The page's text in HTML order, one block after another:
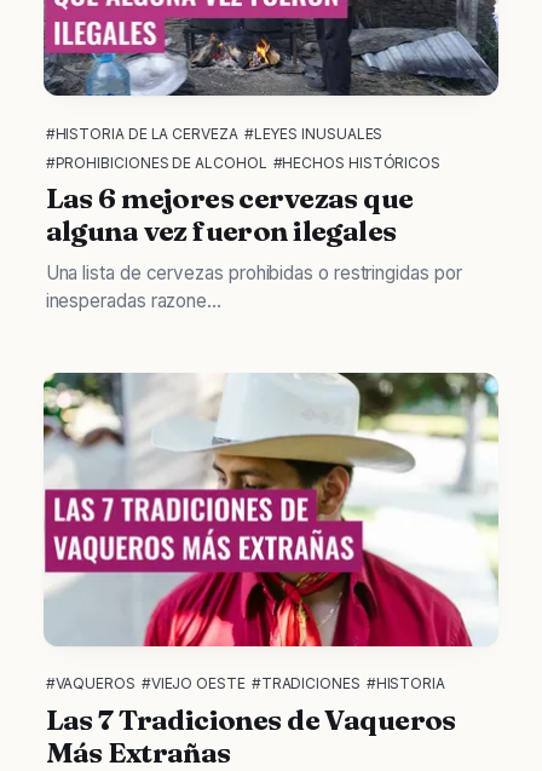
#HISTORIA DE LA CERVEZA #LEYES INUSUALES
#PROHIBICIONES DE ALCOHOL
#HECHOS HISTÓRICOS
Las 6 mejores cervezas que
alguna vez fueron ilegales
Una lista de cervezas prohibidas o restringidas por
inesperadas razone...
#VAQUEROS #VIEJO OESTE #TRADICIONES #HISTORIA
Las 7 Tradiciones de Vaqueros
Más Extrañas